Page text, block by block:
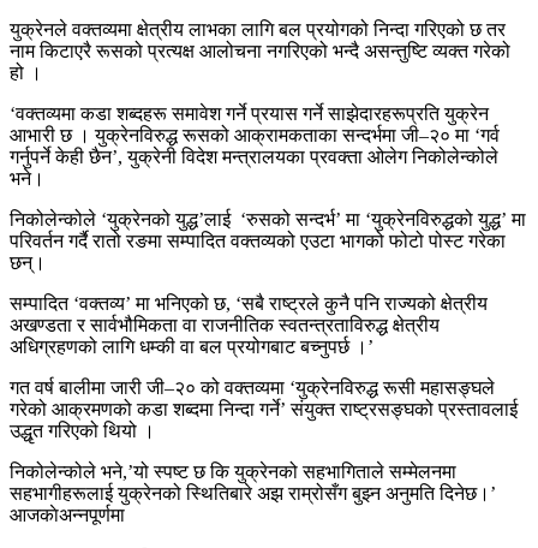
युक्रेनले वक्तव्यमा क्षेत्रीय लाभका लागि बल प्रयोगको निन्दा गरिएको छ तर
नाम किटाएरै रूसको प्रत्यक्ष आलोचना नगरिएको भन्दै असन्तुष्टि व्यक्त गरेको
हो ।
‘वक्तव्यमा कडा शब्दहरू समावेश गर्ने प्रयास गर्ने साझेदारहरूप्रति युक्रेन
आभारी छ । युक्रेनविरुद्ध रूसको आक्रामकताका सन्दर्भमा जी–२० मा ‘गर्व
गर्नुपर्ने केही छैन’, युक्रेनी विदेश मन्त्रालयका प्रवक्ता ओलेग निकोलेन्कोले
भने।
निकोलेन्कोले ‘युक्रेनको युद्ध’लाई ‘रुसको सन्दर्भ’ मा ‘युक्रेनविरुद्धको युद्ध’ मा
परिवर्तन गर्दै रातो रङमा सम्पादित वक्तव्यको एउटा भागको फोटो पोस्ट गरेका
छन्।
सम्पादित ‘वक्तव्य’ मा भनिएको छ, ‘सबै राष्ट्रले कुनै पनि राज्यको क्षेत्रीय
अखण्डता र सार्वभौमिकता वा राजनीतिक स्वतन्त्रताविरुद्ध क्षेत्रीय
अधिग्रहणको लागि धम्की वा बल प्रयोगबाट बच्नुपर्छ ।’
गत वर्ष बालीमा जारी जी–२० को वक्तव्यमा ‘युक्रेनविरुद्ध रूसी महासङ्घले
गरेको आक्रमणको कडा शब्दमा निन्दा गर्ने’ संयुक्त राष्ट्रसङ्घको प्रस्तावलाई
उद्धृत गरिएको थियो ।
निकोलेन्कोले भने,’यो स्पष्ट छ कि युक्रेनको सहभागिताले सम्मेलनमा
सहभागीहरूलाई युक्रेनको स्थितिबारे अझ राम्रोसँग बुझ्न अनुमति दिनेछ।’
आजकाेअन्नपूर्णमा